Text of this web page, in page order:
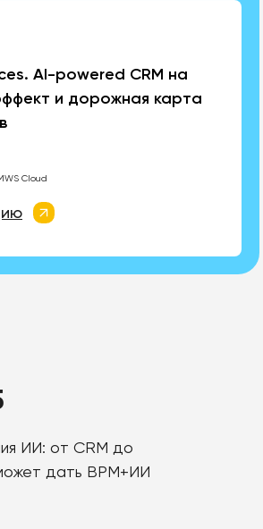
AI-powered CRM на
и дорожная карта
Cloud
ИИ: от CRM до
дать BPM+ИИ